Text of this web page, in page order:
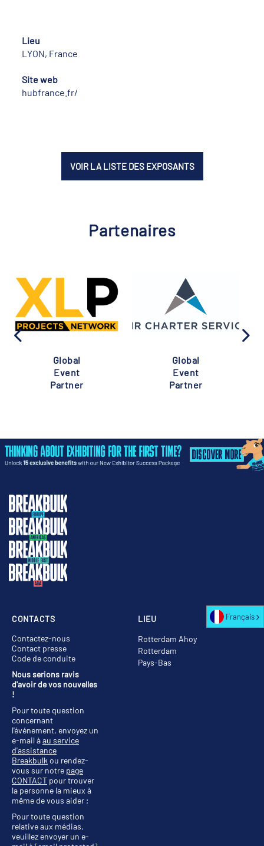
Lieu
LYON, France
Site web
hubfrance.fr/
VOIR LA LISTE DES EXPOSANTS
Partenaires
Global
Event
Partner
Global
Event
Partner
LIEU
Rotterdam Ahoy
Rotterdam
Pays-Bas
CONTACTS
Contactez-nous
Contact presse
Code de conduite
Nous serions ravis
d'avoir de vos nouvelles
!
Pour toute question
concernant
l'événement, envoyez un
e-mail àau service
d'assistance
Breakbulk ou rendez-
vous sur notre page
CONTACT pour trouver
la personne la mieux à
même de vous aider ;
Pour toute question
relative aux médias,
veuillez envoyer un e-
Français